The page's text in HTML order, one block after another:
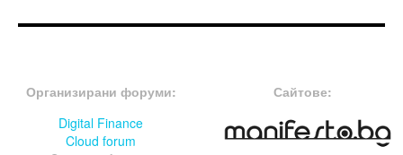
Организирани форуми:
Digital Finance
Cloud forum
Сайтове: